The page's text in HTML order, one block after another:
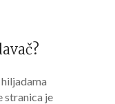
stranica je